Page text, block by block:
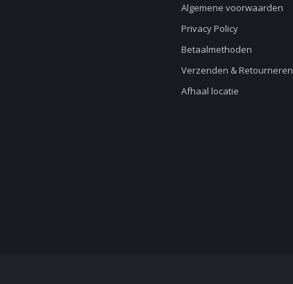
Algemene voorwaarden
Privacy Policy
Betaalmethoden
Verzenden & Retourneren
Afhaal locatie